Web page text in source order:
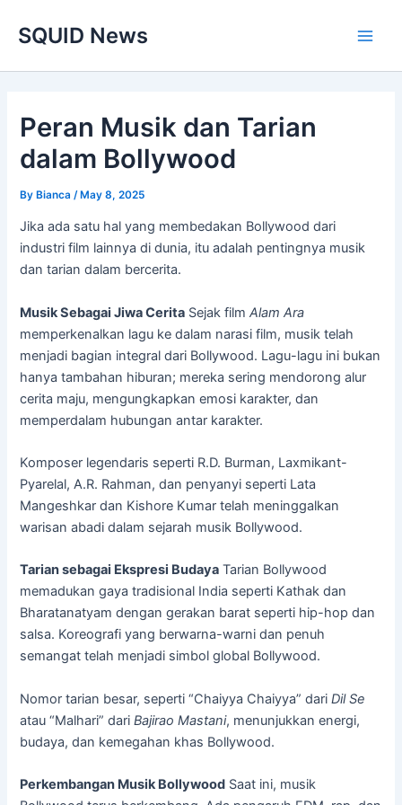
SQUID News
Peran Musik dan Tarian
dalam Bollywood
ByBianca /May 8, 2025
Jika ada satu hal yang membedakan Bollywood dari
industri film lainnya di dunia, itu adalah pentingnya musik
dan tarian dalam bercerita.
Musik Sebagai Jiwa Cerita Sejak filmAlam Ara
memperkenalkan lagu ke dalam narasi film, musik telah
menjadi bagian integral dari Bollywood. Lagu-lagu ini bukan
hanya tambahan hiburan; mereka sering mendorong alur
cerita maju, mengungkapkan emosi karakter, dan
memperdalam hubungan antar karakter.
Komposer legendaris seperti R.D. Burman, Laxmikant-
Pyarelal, A.R. Rahman, dan penyanyi seperti Lata
Mangeshkar dan Kishore Kumar telah meninggalkan
warisan abadi dalam sejarah musik Bollywood.
Tarian sebagai Ekspresi Budaya Tarian Bollywood
memadukan gaya tradisional India seperti Kathak dan
Bharatanatyam dengan gerakan barat seperti hip-hop dan
salsa. Koreografi yang berwarna-warni dan penuh
semangat telah menjadi simbol global Bollywood.
Nomor tarian besar, seperti “Chaiyya Chaiyya” dariDil Se
atau “Malhari” dariBajirao Mastani, menunjukkan energi,
budaya, dan kemegahan khas Bollywood.
Perkembangan Musik Bollywood Saat ini, musik